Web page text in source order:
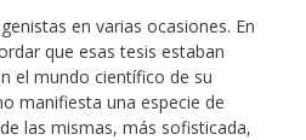
en varias ocasiones. En
que esas tesis estaban
el mundo científico de su
manifiesta una especie de
las mismas, más sofisticada,